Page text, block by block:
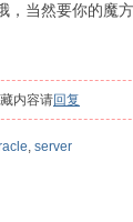
，当然要你的魔
内容请回复
, server